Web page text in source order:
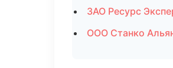
ЗАО Ресурс
ООО Станко